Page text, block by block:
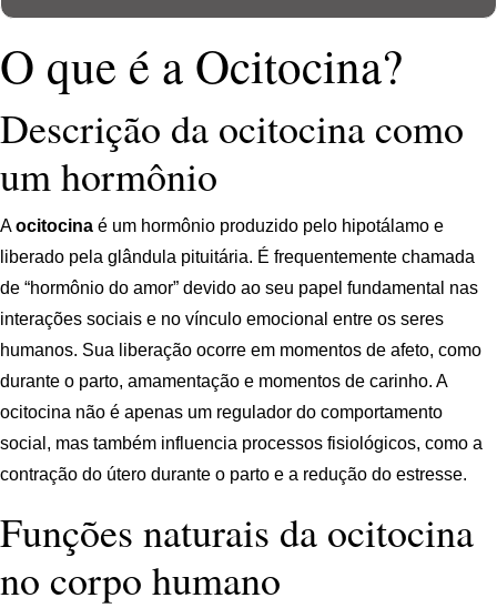
O que é a Ocitocina?
Descrição da ocitocina como
um hormônio
Aocitocina é um hormônio produzido pelo hipotálamo e
liberado pela glândula pituitária. É frequentemente chamada
de “hormônio do amor” devido ao seu papel fundamental nas
interações sociais e no vínculo emocional entre os seres
humanos. Sua liberação ocorre em momentos de afeto, como
durante o parto, amamentação e momentos de carinho. A
ocitocina não é apenas um regulador do comportamento
social, mas também influencia processos fisiológicos, como a
contração do útero durante o parto e a redução do estresse.
Funções naturais da ocitocina
no corpo humano